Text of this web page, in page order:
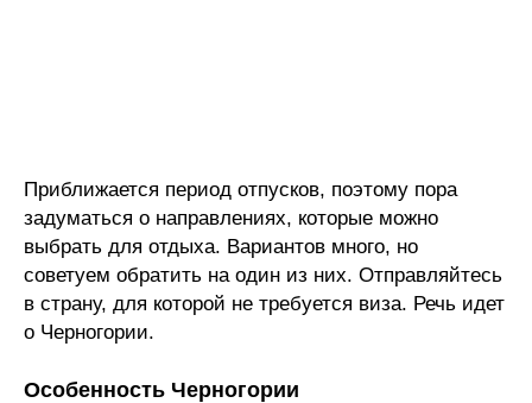
Приближается период отпусков, поэтому пора
задуматься о направлениях, которые можно
выбрать для отдыха. Вариантов много, но
советуем обратить на один из них. Отправляйтесь
в страну, для которой не требуется виза. Речь идет
о Черногории.
Особенность Черногории